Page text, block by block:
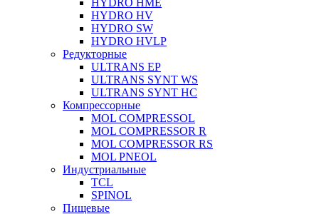
HYDRO HME
HYDRO HV
HYDRO SW
HYDRO HVLP
Редукторные
ULTRANS EP
ULTRANS SYNT WS
ULTRANS SYNT HC
Компрессорные
MOL COMPRESSOL
MOL COMPRESSOR R
MOL COMPRESSOR RS
MOL PNEOL
Индустриальные
TCL
SPINOL
Пищевые